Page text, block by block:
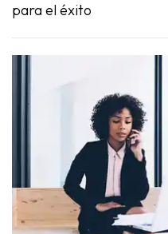
para el éxito